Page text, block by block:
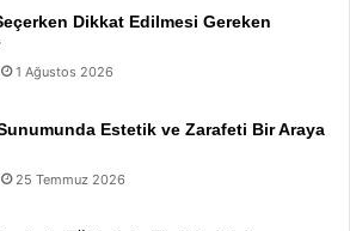
Dikkat Edilmesi Gereken
1 Ağustos 2026
Estetik ve Zarafeti Bir Araya
25 Temmuz 2026